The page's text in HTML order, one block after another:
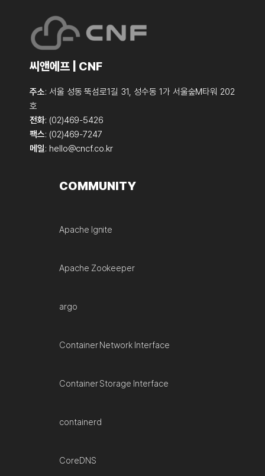
씨앤에프 | CNF
주소: 서울 성동 뚝섬로1길 31, 성수동 1가 서울숲M타워 202
호
전화: (02)469-5426
팩스: (02)469-7247
메일: hello@cncf.co.kr
COMMUNITY
Apache Ignite
Apache Zookeeper
argo
Container Network Interface
Container Storage Interface
containerd
CoreDNS